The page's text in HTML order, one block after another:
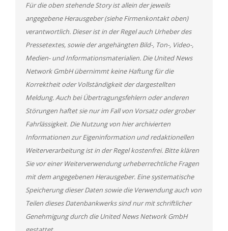
Für die oben stehende Story ist allein der jeweils
angegebene Herausgeber (siehe Firmenkontakt oben)
verantwortlich. Dieser ist in der Regel auch Urheber des
Pressetextes, sowie der angehängten Bild-, Ton-, Video-,
Medien- und Informationsmaterialien. Die United News
Network GmbH übernimmt keine Haftung für die
Korrektheit oder Vollständigkeit der dargestellten
Meldung. Auch bei Übertragungsfehlern oder anderen
Störungen haftet sie nur im Fall von Vorsatz oder grober
Fahrlässigkeit. Die Nutzung von hier archivierten
Informationen zur Eigeninformation und redaktionellen
Weiterverarbeitung ist in der Regel kostenfrei. Bitte klären
Sie vor einer Weiterverwendung urheberrechtliche Fragen
mit dem angegebenen Herausgeber. Eine systematische
Speicherung dieser Daten sowie die Verwendung auch von
Teilen dieses Datenbankwerks sind nur mit schriftlicher
Genehmigung durch die United News Network GmbH